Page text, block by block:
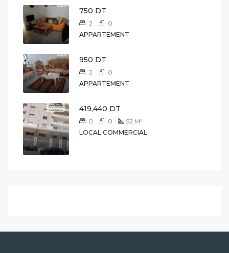
750 DT
2
0
APPARTEMENT
950 DT
2
0
APPARTEMENT
419,440 DT
0 0 52 M²
LOCAL COMMERCIAL